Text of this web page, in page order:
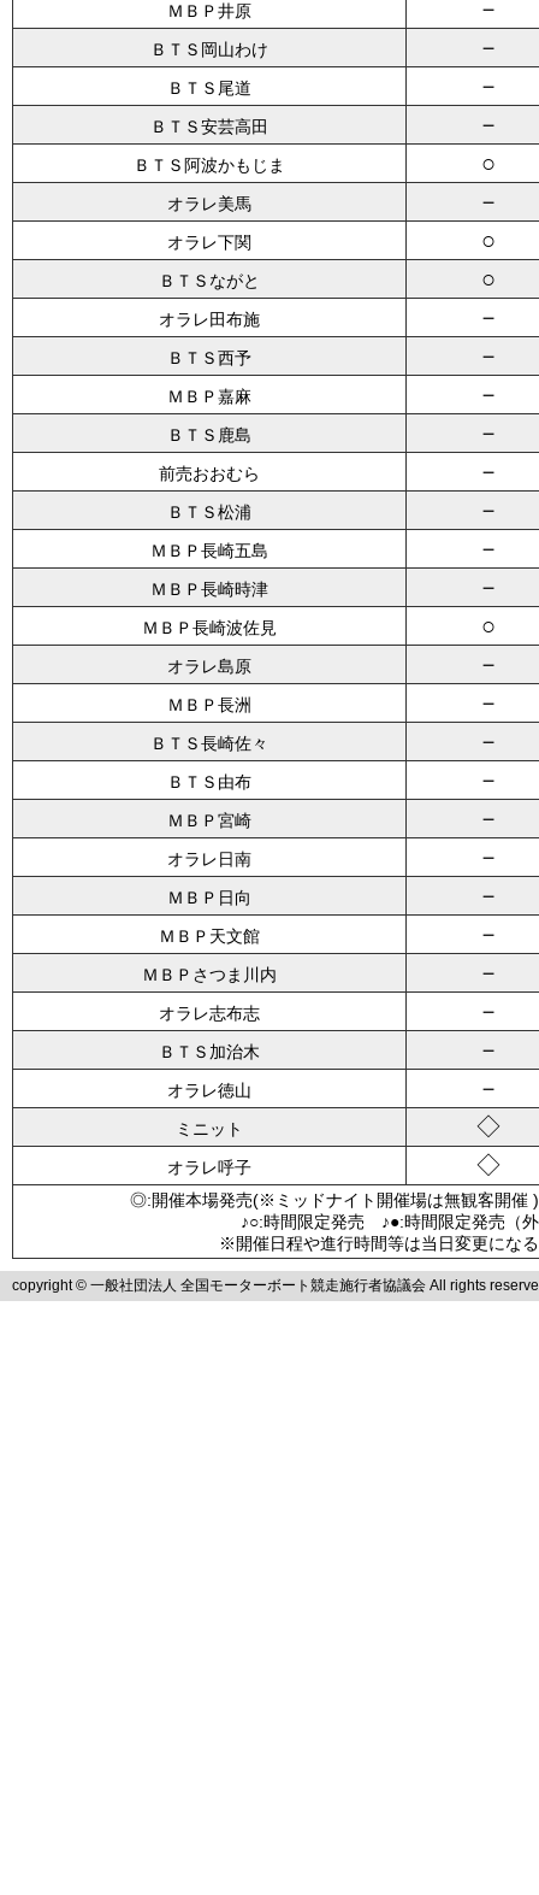
ＭＢＰ井原 －
ＢＴＳ岡山わけ －
ＢＴＳ尾道 －
ＢＴＳ安芸高田 －
ＢＴＳ阿波かもじま ○
オラレ美馬 －
オラレ下関 ○
ＢＴＳながと ○
オラレ田布施 －
ＢＴＳ西予 －
ＭＢＰ嘉麻 －
ＢＴＳ鹿島 －
前売おおむら －
ＢＴＳ松浦 －
ＭＢＰ長崎五島 －
ＭＢＰ長崎時津 －
ＭＢＰ長崎波佐見 ○
オラレ島原 －
ＭＢＰ長洲 －
ＢＴＳ長崎佐々 －
ＢＴＳ由布 －
ＭＢＰ宮崎 －
オラレ日南 －
ＭＢＰ日向 －
ＭＢＰ天文館 －
ＭＢＰさつま川内 －
オラレ志布志 －
ＢＴＳ加治木 －
オラレ徳山 －
ミニット ◇
オラレ呼子 ◇
◎:開催本場発売(※ミッドナイト開催場は無観客
♪○:時間限定発売 ♪●:時間限定発売
※開催日程や進行時間等は当日変更にな
copyright © 一般社団法人 全国モーターボート競走施行者協議会 All rights